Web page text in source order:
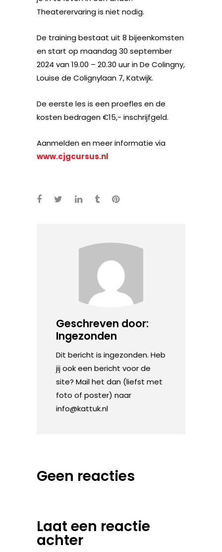
Theaterervaring is niet nodig.
De training bestaat uit 8 bijeenkomsten
en start op maandag 30 september
2024 van 19.00 – 20.30 uur in De Colingny,
Louise de Colignylaan 7, Katwijk.
De eerste les is een proefles en de
kosten bedragen €15,- inschrijfgeld.
Aanmelden en meer informatie via
www.cjgcursus.nl
Geschreven door:
Ingezonden
Dit bericht is ingezonden. Heb
jij ook een bericht voor de
site? Mail het dan (liefst met
foto of poster) naar
info@kattuk.nl
Geen reacties
Laat een reactie
achter